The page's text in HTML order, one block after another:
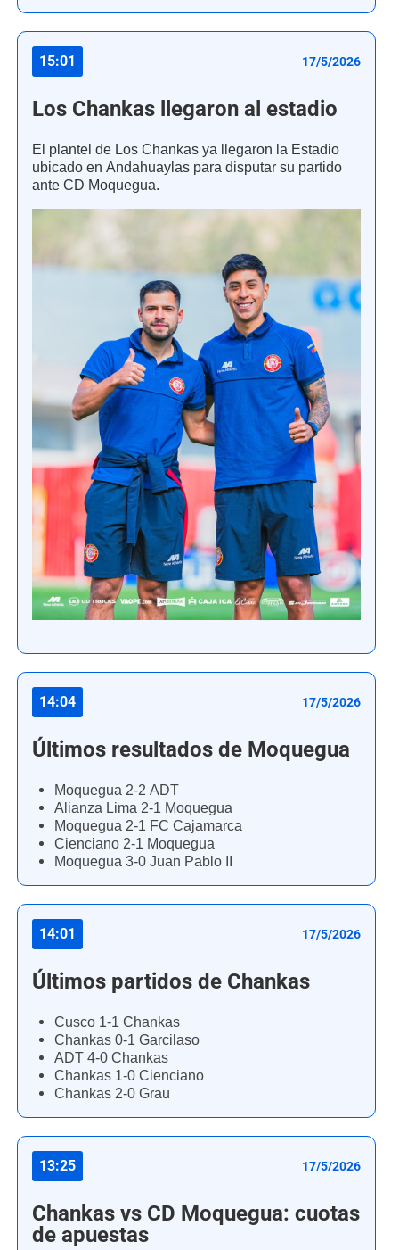
15:01 17/5/2026
Los Chankas llegaron al estadio
El plantel de Los Chankas ya llegaron la Estadio
ubicado en Andahuaylas para disputar su partido
ante CD Moquegua.
14:04 17/5/2026
Últimos resultados de Moquegua
Moquegua 2-2 ADT
Alianza Lima 2-1 Moquegua
Moquegua 2-1 FC Cajamarca
Cienciano 2-1 Moquegua
Moquegua 3-0 Juan Pablo II
14:01 17/5/2026
Últimos partidos de Chankas
Cusco 1-1 Chankas
Chankas 0-1 Garcilaso
ADT 4-0 Chankas
Chankas 1-0 Cienciano
Chankas 2-0 Grau
13:25 17/5/2026
Chankas vs CD Moquegua: cuotas
de apuestas